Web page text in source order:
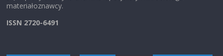
materiałoznawcy.
ISSN 2720-6491